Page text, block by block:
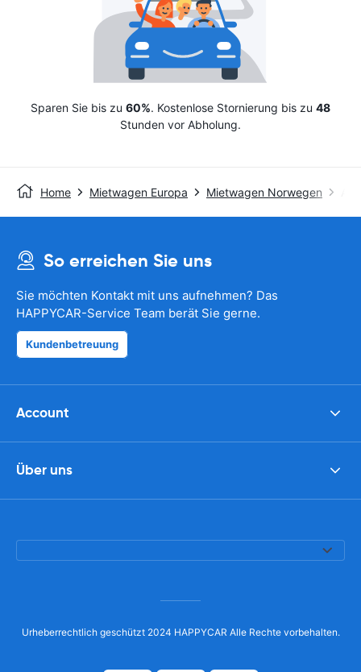
Sparen Sie bis zu 60%. Kostenlose Stornierung bis zu 48
Stunden vor Abholung.
Home Mietwagen Europa Mietwagen Norwegen
So erreichen Sie uns
Sie möchten Kontakt mit uns aufnehmen? Das
HAPPYCAR-Service Team berät Sie gerne.
Kundenbetreuung
Account
Über uns
Urheberrechtlich geschützt 2024 HAPPYCAR Alle Rechte vorbehalten.